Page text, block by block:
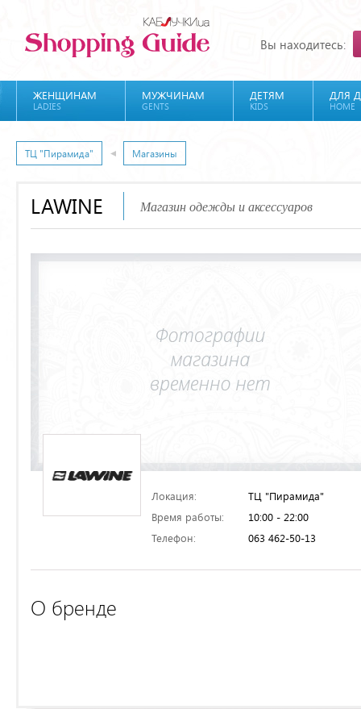
Вы находитесь:
ЖЕНЩИНАМ
LADIES
МУЖЧИНАМ
GENTS
ДЕТЯМ
KIDS
ДЛЯ
HOME
ТЦ "Пирамида" Магазины
LAWINE Магазин одежды и аксессуаров
Локация:
ТЦ "Пирамида"
Время работы:
10:00 - 22:00
Телефон:
063 462-50-13
О бренде